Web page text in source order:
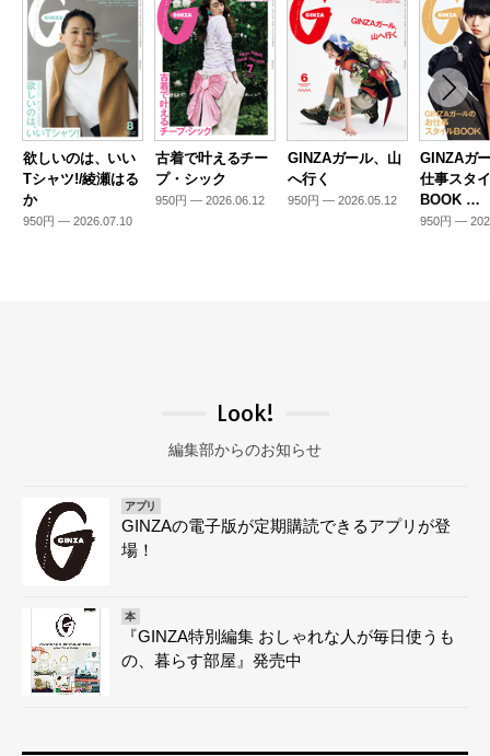
欲しいのは、いい
Tシャツ!/綾瀬はる
か
950円 — 2026.07.10
古着で叶えるチー
プ・シック
950円 — 2026.06.12
GINZAガール、山
へ行く
950円 — 2026.05.12
GINZAガ
仕事スタ
BOOK …
950円 —
Look!
編集部からのお知らせ
アプリ
GINZAの電子版が定期購読できるアプリが登
場！
本
『GINZA特別編集 おしゃれな人が毎日使うも
の、暮らす部屋』発売中